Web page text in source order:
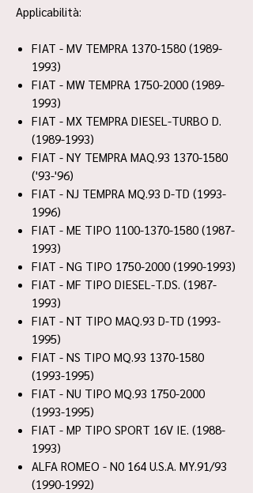
Applicabilità:
FIAT - MV TEMPRA 1370-1580 (1989-
1993)
FIAT - MW TEMPRA 1750-2000 (1989-
1993)
FIAT - MX TEMPRA DIESEL-TURBO D.
(1989-1993)
FIAT - NY TEMPRA MAQ.93 1370-1580
('93-'96)
FIAT - NJ TEMPRA MQ.93 D-TD (1993-
1996)
FIAT - ME TIPO 1100-1370-1580 (1987-
1993)
FIAT - NG TIPO 1750-2000 (1990-1993)
FIAT - MF TIPO DIESEL-T.DS. (1987-
1993)
FIAT - NT TIPO MAQ.93 D-TD (1993-
1995)
FIAT - NS TIPO MQ.93 1370-1580
(1993-1995)
FIAT - NU TIPO MQ.93 1750-2000
(1993-1995)
FIAT - MP TIPO SPORT 16V IE. (1988-
1993)
ALFA ROMEO - N0 164 U.S.A. MY.91/93
(1990-1992)